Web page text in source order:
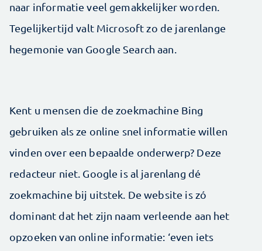
naar informatie veel gemakkelijker worden.
Tegelijkertijd valt Microsoft zo de jarenlange
hegemonie van Google Search aan.
Kent u mensen die de zoekmachine Bing
gebruiken als ze online snel informatie willen
vinden over een bepaalde onderwerp? Deze
redacteur niet. Google is al jarenlang dé
zoekmachine bij uitstek. De website is zó
dominant dat het zijn naam verleende aan het
opzoeken van online informatie: ‘even iets